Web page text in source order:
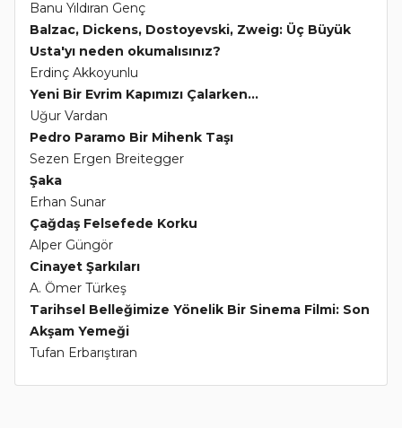
Banu Yıldıran Genç
Balzac, Dickens, Dostoyevski, Zweig: Üç Büyük
Usta'yı neden okumalısınız?
Erdinç Akkoyunlu
Yeni Bir Evrim Kapımızı Çalarken...
Uğur Vardan
Pedro Paramo Bir Mihenk Taşı
Sezen Ergen Breitegger
Şaka
Erhan Sunar
Çağdaş Felsefede Korku
Alper Güngör
Cinayet Şarkıları
A. Ömer Türkeş
Tarihsel Belleğimize Yönelik Bir Sinema Filmi: Son
Akşam Yemeği
Tufan Erbarıştıran